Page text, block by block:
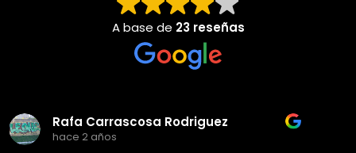
A base de 23 reseñas
Adolfo j llorems pastor
hace 4 años